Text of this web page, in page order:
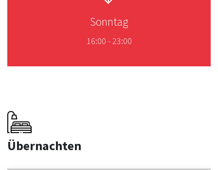
Sonntag
16:00 -23:00
Übernachten